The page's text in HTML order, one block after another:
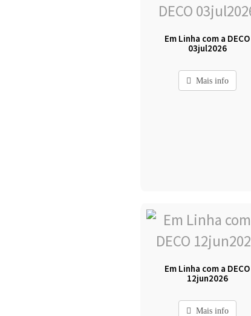
Em Linha com a DECO
03jul2026
Mais info
Em Linha com a DECO
12jun2026
Mais info